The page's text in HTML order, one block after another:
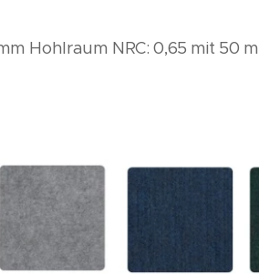
Hohlraum NRC: 0,65 mit 50